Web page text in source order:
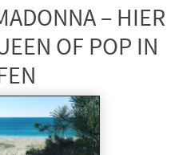
– HIER
OF POP IN